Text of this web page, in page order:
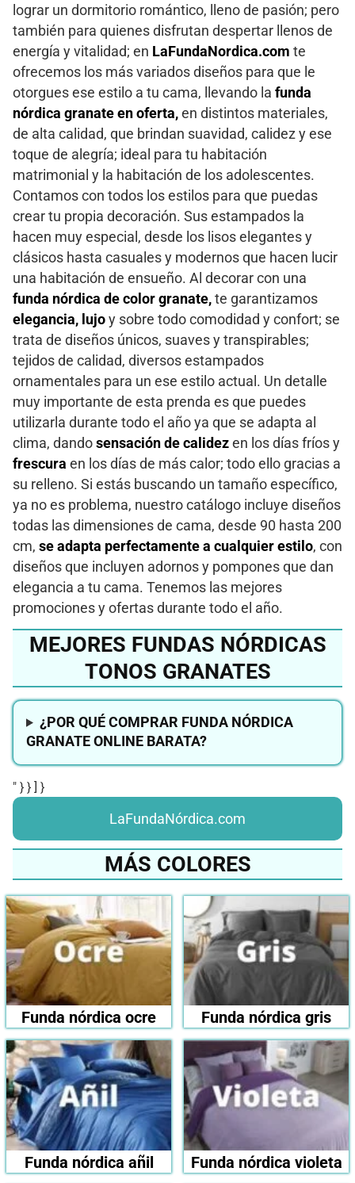
lograr un dormitorio romántico, lleno de pasión; pero
también para quienes disfrutan despertar llenos de
energía y vitalidad; en LaFundaNordica.com te
ofrecemos los más variados diseños para que le
otorgues ese estilo a tu cama, llevando la funda
nórdica granate en oferta, en distintos materiales,
de alta calidad, que brindan suavidad, calidez y ese
toque de alegría; ideal para tu habitación
matrimonial y la habitación de los adolescentes.
Contamos con todos los estilos para que puedas
crear tu propia decoración. Sus estampados la
hacen muy especial, desde los lisos elegantes y
clásicos hasta casuales y modernos que hacen lucir
una habitación de ensueño. Al decorar con una
funda nórdica de color granate, te garantizamos
elegancia, lujo y sobre todo comodidad y confort; se
trata de diseños únicos, suaves y transpirables;
tejidos de calidad, diversos estampados
ornamentales para un ese estilo actual. Un detalle
muy importante de esta prenda es que puedes
utilizarla durante todo el año ya que se adapta al
clima, dando sensación de calidez en los días fríos y
frescura en los días de más calor; todo ello gracias a
su relleno. Si estás buscando un tamaño específico,
ya no es problema, nuestro catálogo incluye diseños
todas las dimensiones de cama, desde 90 hasta 200
cm, se adapta perfectamente a cualquier estilo, con
diseños que incluyen adornos y pompones que dan
elegancia a tu cama. Tenemos las mejores
promociones y ofertas durante todo el año.
MEJORES FUNDAS NÓRDICAS
TONOS GRANATES
¿POR QUÉ COMPRAR FUNDA NÓRDICA
GRANATE ONLINE BARATA?
" } } ] }
LaFundaNórdica.com
MÁS COLORES
Funda nórdica ocre Funda nórdica gris
Funda nórdica añil Funda nórdica violeta